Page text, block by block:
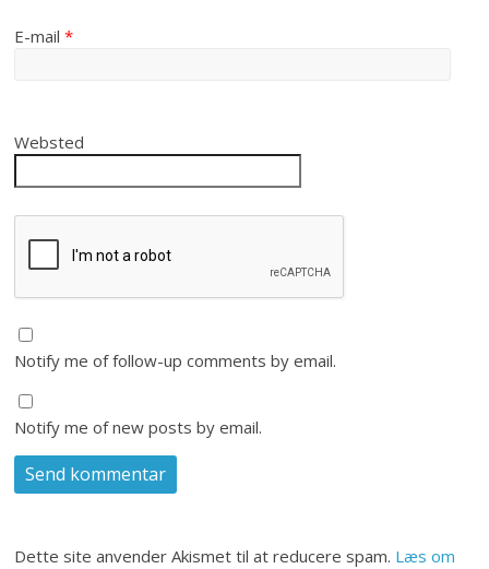
E-mail*
Websted
Notify me of follow-up comments by email.
Notify me of new posts by email.
Dette site anvender Akismet til at reducere spam. Læs om